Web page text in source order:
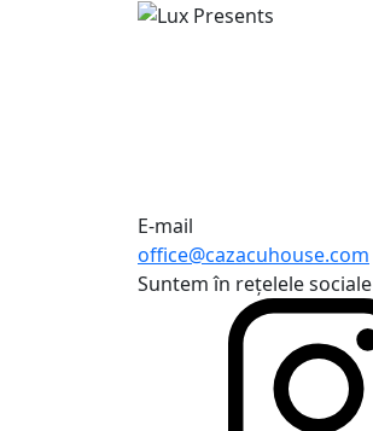
E-mail
office@cazacuhouse.com
Suntem în rețelele sociale